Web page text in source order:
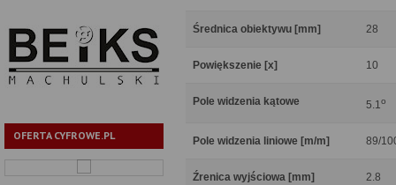
OFERTA CYFROWE.PL
Średnica obiektywu [mm] 28
Powiększenie [x] 10
Pole widzenia kątowe 5.1o
Pole widzenia liniowe [m/m] 89/
Źrenica wyjściowa [mm] 2.8